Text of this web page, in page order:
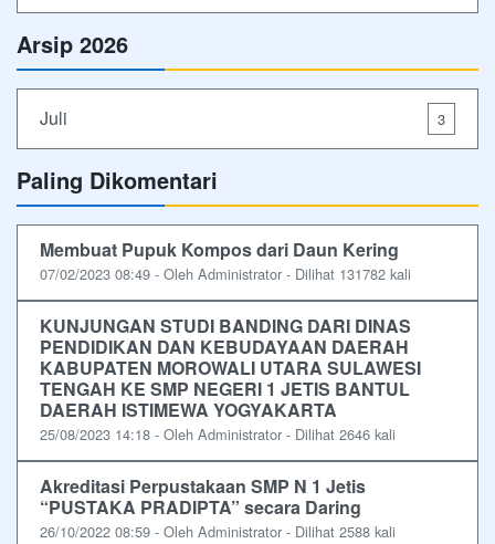
Arsip 2026
Juli 3
Paling Dikomentari
Membuat Pupuk Kompos dari Daun Kering
07/02/2023 08:49 - Oleh Administrator - Dilihat 131782 kali
KUNJUNGAN STUDI BANDING DARI DINAS
PENDIDIKAN DAN KEBUDAYAAN DAERAH
KABUPATEN MOROWALI UTARA SULAWESI
TENGAH KE SMP NEGERI 1 JETIS BANTUL
DAERAH ISTIMEWA YOGYAKARTA
25/08/2023 14:18 - Oleh Administrator - Dilihat 2646 kali
Akreditasi Perpustakaan SMP N 1 Jetis
“PUSTAKA PRADIPTA” secara Daring
26/10/2022 08:59 - Oleh Administrator - Dilihat 2588 kali